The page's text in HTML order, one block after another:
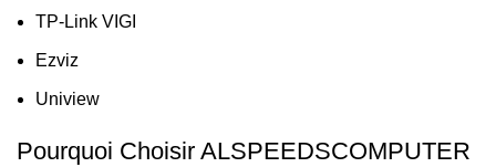
TP-Link VIGI
Ezviz
Uniview
Pourquoi Choisir ALSPEEDSCOMPUTER